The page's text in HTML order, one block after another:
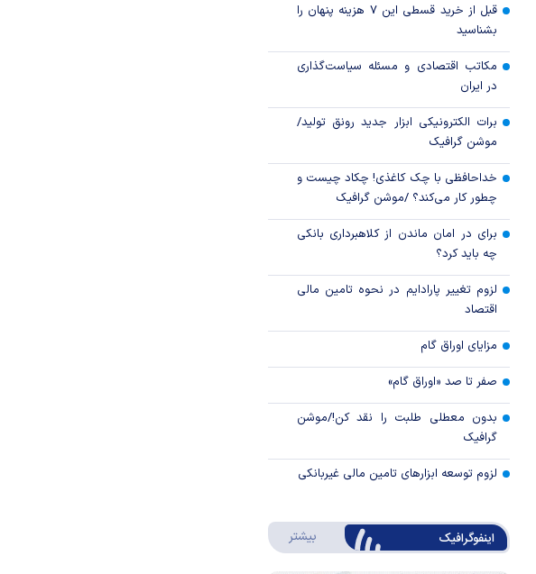
دستگاه‌های اجرایی خارج از حساب واحد
خزانه
پرداخت روزانه ۲۱۴ وام ازدواج توسط
بانک ملی ایران
قبل از خرید قسطی این ۷ هزینه پنهان را
بشناسید
مکاتب اقتصادی و مسئله سیاست‌گذاری
در ایران
برات الکترونیکی ابزار جدید رونق تولید/
موشن گرافیک
خداحافظی با چک کاغذی! چکاد چیست و
چطور کار می‌کند؟ /موشن گرافیک
برای در امان ماندن از کلاهبرداری بانکی
چه باید کرد؟
لزوم تغییر پارادایم در نحوه تامین مالی
اقتصاد
مزایای اوراق گام
صفر تا صد «اوراق گام»
بدون معطلی طلبت را نقد کن!/موشن
گرافیک
لزوم توسعه ابزارهای تامین مالی غیربانکی
اینفوگرافیک بیشتر درباره اینفوگرافیک